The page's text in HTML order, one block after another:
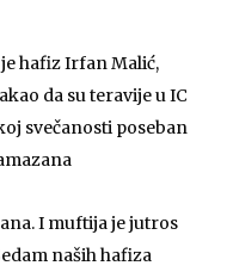
hafiz Irfan Malić,
da su teravije u IC
svečanosti poseban
I muftija je jutros
naših hafiza